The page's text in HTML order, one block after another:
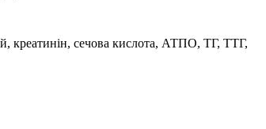
креатинін, сечова кислота, АТПО, ТГ, ТТГ,